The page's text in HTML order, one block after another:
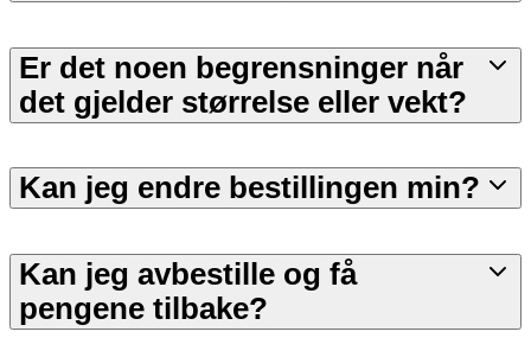
Er det noen begrensninger når
det gjelder størrelse eller vekt?
Kan jeg endre bestillingen min?
Kan jeg avbestille og få
pengene tilbake?